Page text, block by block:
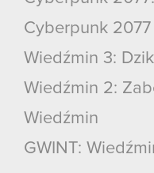
Cyberpunk 2077
Wiedźmin 3:
Wiedźmin 2:
Wiedźmin
GWINT: